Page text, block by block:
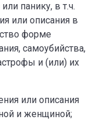
панику, в т.ч.
или описания в
форме
самоубийства,
и (или) их
или описания
и женщиной;